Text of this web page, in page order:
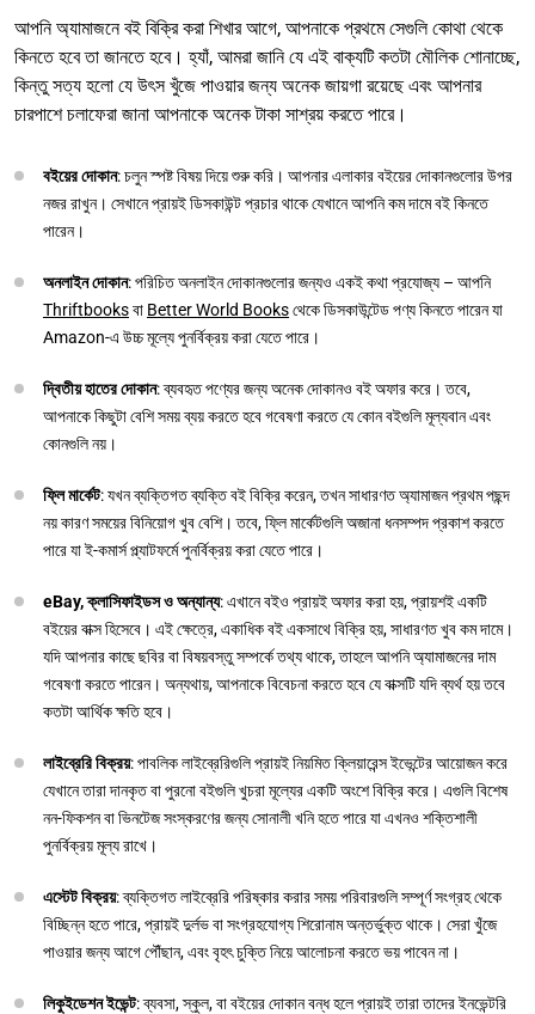
আপনি অ্যামাজনে বই বিক্রি করা শিখার আগে, আপনাকে প্রথমে সেগুলি কোথা থেকে
কিনতে হবে তা জানতে হবে। হ্যাঁ, আমরা জানি যে এই বাক্যটি কতটা মৌলিক শোনাচ্ছে,
কিন্তু সত্য হলো যে উৎস খুঁজে পাওয়ার জন্য অনেক জায়গা রয়েছে এবং আপনার
চারপাশে চলাফেরা জানা আপনাকে অনেক টাকা সাশ্রয় করতে পারে।
বইয়ের দোকান: চলুন স্পষ্ট বিষয় দিয়ে শুরু করি। আপনার এলাকার বইয়ের দোকানগুলোর উপর
নজর রাখুন। সেখানে প্রায়ই ডিসকাউন্ট প্রচার থাকে যেখানে আপনি কম দামে বই কিনতে
পারেন।
অনলাইন দোকান: পরিচিত অনলাইন দোকানগুলোর জন্যও একই কথা প্রযোজ্য – আপনি
Thriftbooksবা Better World Booksথেকে ডিসকাউন্টেড পণ্য কিনতে পারেন যা
Amazon-এ উচ্চ মূল্যে পুনর্বিক্রয় করা যেতে পারে।
দ্বিতীয় হাতের দোকান: ব্যবহৃত পণ্যের জন্য অনেক দোকানও বই অফার করে। তবে,
আপনাকে কিছুটা বেশি সময় ব্যয় করতে হবে গবেষণা করতে যে কোন বইগুলি মূল্যবান এবং
কোনগুলি নয়।
ফ্লি মার্কেট: যখন ব্যক্তিগত ব্যক্তি বই বিক্রি করেন, তখন সাধারণত অ্যামাজন প্রথম পছন্দ
নয় কারণ সময়ের বিনিয়োগ খুব বেশি। তবে, ফ্লি মার্কেটগুলি অজানা ধনসম্পদ প্রকাশ করতে
পারে যা ই-কমার্স প্ল্যাটফর্মে পুনর্বিক্রয় করা যেতে পারে।
eBay, ক্লাসিফাইডস ও অন্যান্য: এখানে বইও প্রায়ই অফার করা হয়, প্রায়শই একটি
বইয়ের বাক্স হিসেবে। এই ক্ষেত্রে, একাধিক বই একসাথে বিক্রি হয়, সাধারণত খুব কম দামে।
যদি আপনার কাছে ছবির বা বিষয়বস্তু সম্পর্কে তথ্য থাকে, তাহলে আপনি অ্যামাজনের দাম
গবেষণা করতে পারেন। অন্যথায়, আপনাকে বিবেচনা করতে হবে যে বাক্সটি যদি ব্যর্থ হয় তবে
কতটা আর্থিক ক্ষতি হবে।
লাইব্রেরি বিক্রয়: পাবলিক লাইব্রেরিগুলি প্রায়ই নিয়মিত ক্লিয়ারেন্স ইভেন্টের আয়োজন করে
যেখানে তারা দানকৃত বা পুরনো বইগুলি খুচরা মূল্যের একটি অংশে বিক্রি করে। এগুলি বিশেষ
নন-ফিকশন বা ভিনটেজ সংস্করণের জন্য সোনালী খনি হতে পারে যা এখনও শক্তিশালী
পুনর্বিক্রয় মূল্য রাখে।
এস্টেট বিক্রয়: ব্যক্তিগত লাইব্রেরি পরিষ্কার করার সময় পরিবারগুলি সম্পূর্ণ সংগ্রহ থেকে
বিচ্ছিন্ন হতে পারে, প্রায়ই দুর্লভ বা সংগ্রহযোগ্য শিরোনাম অন্তর্ভুক্ত থাকে। সেরা খুঁজে
পাওয়ার জন্য আগে পৌঁছান, এবং বৃহৎ চুক্তি নিয়ে আলোচনা করতে ভয় পাবেন না।
লিকুইডেশন ইভেন্ট: ব্যবসা, স্কুল, বা বইয়ের দোকান বন্ধ হলে প্রায়ই তারা তাদের ইনভেন্টরি